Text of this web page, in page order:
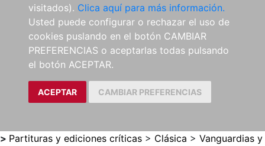
visitados). Clica aquí para más información.
Usted puede configurar o rechazar el uso de
cookies puslando en el botón CAMBIAR
PREFERENCIAS o aceptarlas todas pulsando
el botón ACEPTAR.
ACEPTAR CAMBIAR PREFERENCIAS
> Partituras y ediciones críticas > Clásica > Vanguardias y